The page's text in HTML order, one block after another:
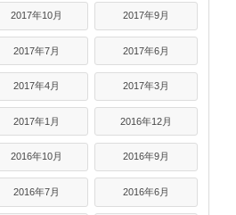
2017年10月 2017年9月
2017年7月 2017年6月
2017年4月 2017年3月
2017年1月 2016年12月
2016年10月 2016年9月
2016年7月 2016年6月